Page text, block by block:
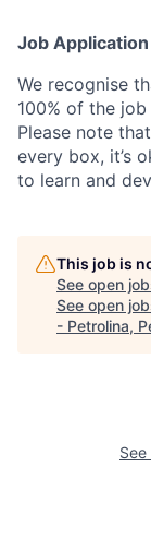
Job
We recognise
100% of the
Please note
every box, it’s
to learn and
This job is
See open
See open
- Petrolina,